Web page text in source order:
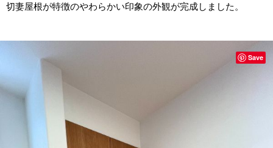
切妻屋根が特徴のやわらかい印象の外観が完成しました。
Save